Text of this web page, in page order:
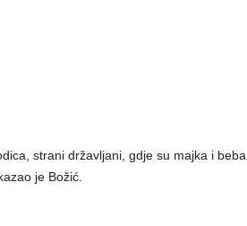
strani državljani, gdje su majka i beba
je Božić.